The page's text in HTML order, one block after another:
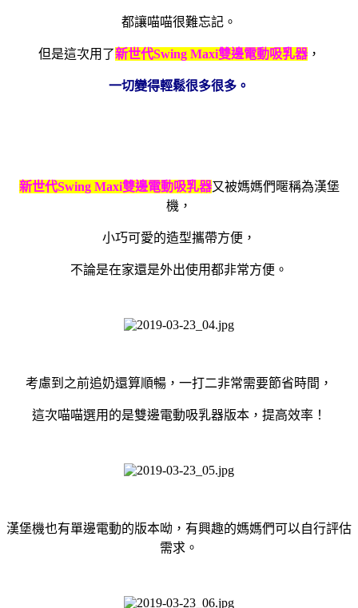
都讓喵喵很難忘記。
但是這次用了新世代Swing Maxi雙邊電動吸乳器，
一切變得輕鬆很多很多。
新世代Swing Maxi雙邊電動吸乳器又被媽媽們暱稱為漢堡
機，
小巧可愛的造型攜帶方便，
不論是在家還是外出使用都非常方便。
考慮到之前追奶還算順暢，一打二非常需要節省時間，
這次喵喵選用的是雙邊電動吸乳器版本，提高效率！
漢堡機也有單邊電動的版本呦，有興趣的媽媽們可以自行評估
需求。